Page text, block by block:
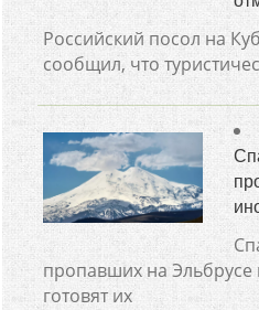
Российский посол на
сообщил, что
пропавших на Эльбрусе
готовят их